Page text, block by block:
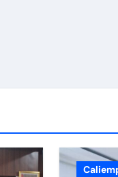
Klaten